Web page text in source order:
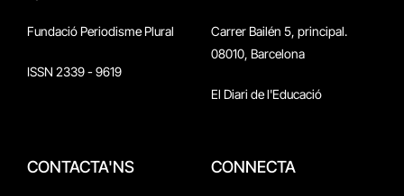
Fundació Periodisme Plural
ISSN 2339 - 9619
Carrer Bailén 5, principal.
08010, Barcelona
El Diari de l'Educació
CONTACTA'NS CONNECTA